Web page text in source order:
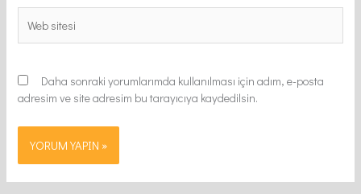
sitesi
Daha sonraki yorumlarımda kullanılması için adım, e-posta
adresim ve site adresim bu tarayıcıya kaydedilsin.